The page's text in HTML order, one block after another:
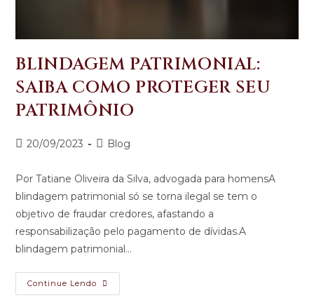
BLINDAGEM PATRIMONIAL:
SAIBA COMO PROTEGER SEU
PATRIMÔNIO
20/09/2023 Blog
Por Tatiane Oliveira da Silva, advogada para homensA
blindagem patrimonial só se torna ilegal se tem o
objetivo de fraudar credores, afastando a
responsabilização pelo pagamento de dívidas.A
blindagem patrimonial…
Continue Lendo